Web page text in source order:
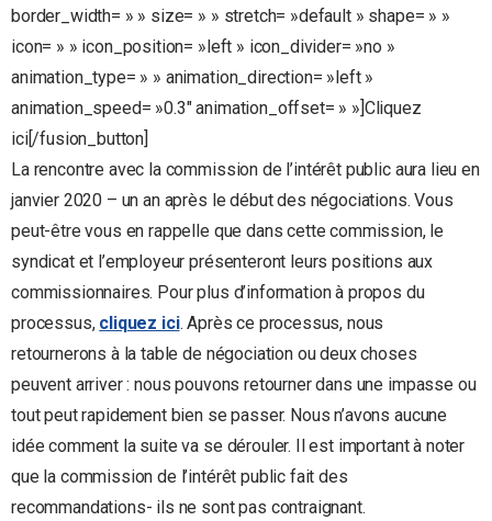
border_width= » » size= » » stretch= »default » shape= » »
icon= » » icon_position= »left » icon_divider= »no »
animation_type= » » animation_direction= »left »
animation_speed= »0.3″ animation_offset= » »]Cliquez
ici[/fusion_button]
La rencontre avec la commission de l’intérêt public aura lieu en
janvier 2020 – un an après le début des négociations. Vous
peut-être vous en rappelle que dans cette commission, le
syndicat et l’employeur présenteront leurs positions aux
commissionnaires. Pour plus d’information à propos du
processus, cliquez ici. Après ce processus, nous
retournerons à la table de négociation ou deux choses
peuvent arriver : nous pouvons retourner dans une impasse ou
tout peut rapidement bien se passer. Nous n’avons aucune
idée comment la suite va se dérouler. Il est important à noter
que la commission de l’intérêt public fait des
recommandations- ils ne sont pas contraignant.